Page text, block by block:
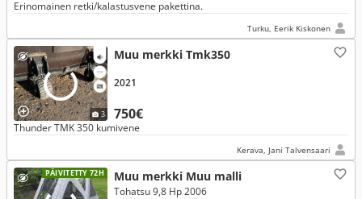
Erinomainen retki/kalastusvene pakettina.
Turku, Eerik Kiskonen
3
Muu merkki Tmk350
750€
2021
Thunder TMK 350 kumivene
Kerava, Jani Talvensaari
PÄIVITETTY 72H Muu merkki Muu malli
Tohatsu 9,8 Hp 2006